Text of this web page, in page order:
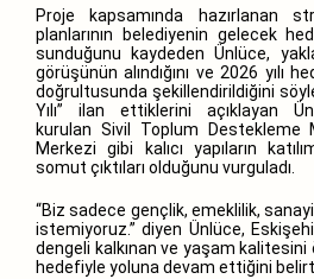
Proje kapsamında hazırlanan
planlarının belediyenin gelecek
sunduğunu kaydeden Ünlüce,
görüşünün alındığını ve 2026 yılı
doğrultusunda şekillendirildiğini
Yılı” ilan ettiklerini açıklayan
kurulan Sivil Toplum Destekleme
Merkezi gibi kalıcı yapıların
somut çıktıları olduğunu vurguladı.
“Biz sadece gençlik, emeklilik,
istemiyoruz.” diyen Ünlüce,
dengeli kalkınan ve yaşam
hedefiyle yoluna devam ettiğini